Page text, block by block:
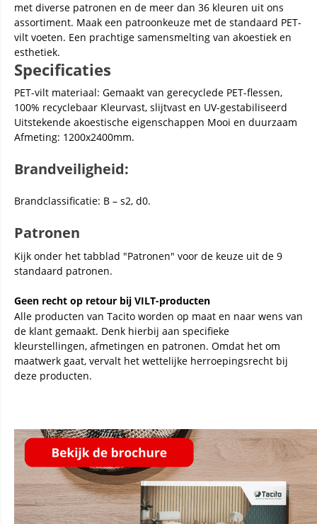
met diverse patronen en de meer dan 36 kleuren uit ons
assortiment. Maak een patroonkeuze met de standaard PET-
vilt voeten. Een prachtige samensmelting van akoestiek en
esthetiek.
Specificaties
PET-vilt materiaal: Gemaakt van gerecyclede PET-flessen,
100% recyclebaar Kleurvast, slijtvast en UV-gestabiliseerd
Uitstekende akoestische eigenschappen Mooi en duurzaam
Afmeting: 1200x2400mm.
Brandveiligheid:
Brandclassificatie: B – s2, d0.
Patronen
Kijk onder het tabblad "Patronen" voor de keuze uit de 9
standaard patronen.
Geen recht op retour bij VILT-producten
Alle producten van Tacito worden op maat en naar wens van
de klant gemaakt. Denk hierbij aan specifieke
kleurstellingen, afmetingen en patronen. Omdat het om
maatwerk gaat, vervalt het wettelijke herroepingsrecht bij
deze producten.